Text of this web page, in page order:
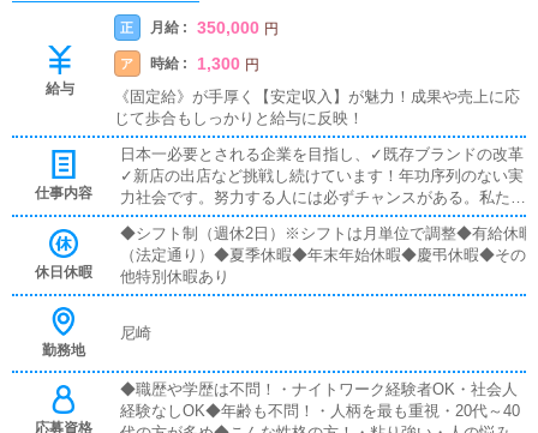
給与
正 月給 : 350,000 円
ア 時給 : 1,300 円
《固定給》が手厚く【安定収入】が魅力！成果や売上に応
じて歩合もしっかりと給与に反映！
仕事内容
日本一必要とされる企業を目指し、✓既存ブランドの改革
✓新店の出店など挑戦し続けています！年功序列のない実
力社会です。努力する人には必ずチャンスがある。私たち
は、当社で働くことを選択してくださった皆さんの期待に
応え続けます。▼業務内容を詳しく◆店舗内日常業務・電
話・Web対応・予約・問い合わせの対応・送迎ドライバー
の手配・売上確認、締め作業・HPの確認、更新・広告媒
量大幅減◆撮影同行・宣伝用のグラビアやパネル撮影同
魅力を引き出す◆その他付随業務・備品の管理・店舗内の
清掃、整理整頓
休日休暇
◆シフト制（週休2日）※シフトは月単位で調整◆有給休暇
（法定通り）◆夏季休暇◆年末年始休暇◆慶弔休暇◆その
他特別休暇あり
勤務地
尼崎
応募資格
◆職歴や学歴は不問！・ナイトワーク経験者OK・社会人
経験なしOK◆年齢も不問！・人柄を最も重視・20代～40